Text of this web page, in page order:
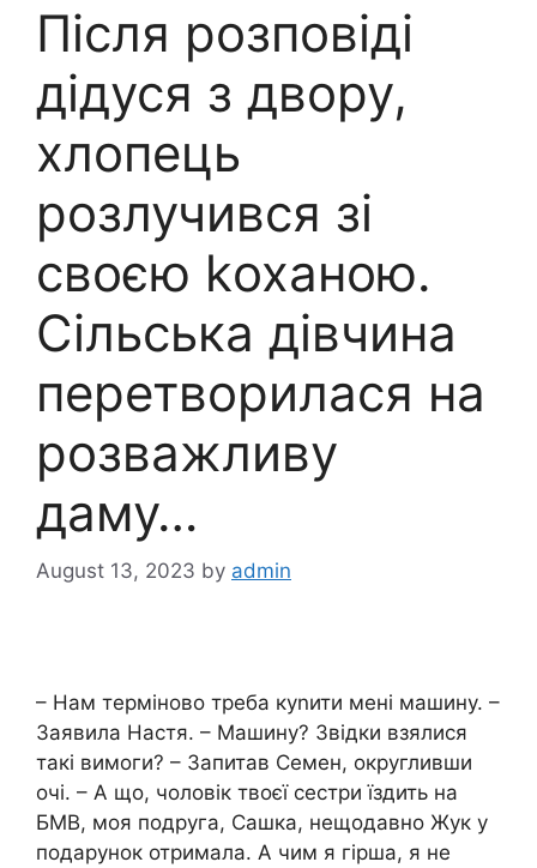
Після розповіді
дідуся з двору,
хлопець
розлучився зі
своєю kоханою.
Сільська дівчина
перетворилася на
розважливу
даму…
August 13, 2023 by admin
– Нам терміново треба куnити мені машину. –
Заявила Настя. – Машину? Звідки взялися
такі вимоги? – Запитав Семен, округливши
очі. – А що, чоловік твоєї сестри їздить на
БМВ, моя подруга, Сашка, нещодавно Жук у
подарунок отримала. А чим я гірша, я не